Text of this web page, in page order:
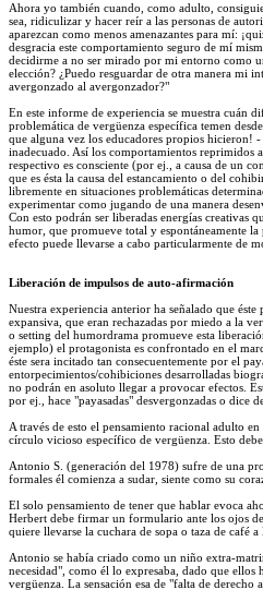
Ahora yo también cuando, como adulto,
sea, ridiculizar y hacer reír a las personas de
aparezcan como menos amenazantes para mí:
desgracia este comportamiento seguro de mí
decidirme a no ser mirado por mi entorno como
elección? ¿Puedo resguardar de otra manera mi
avergonzado al avergonzador?"
En este informe de experiencia se muestra cuán
problemática de vergüenza específica temen
que alguna vez los educadores propios hicieron!
inadecuado. Así los comportamientos reprimidos
respectivo es consciente (por ej., a causa de un
que es ésta la causa del estancamiento o del
libremente en situaciones problemáticas
experimentar como jugando de una manera
Con esto podrán ser liberadas energías creativas
humor, que promueve total y espontáneamente
efecto puede llevarse a cabo particularmente de
Liberación de impulsos de auto-afirmación
Nuestra experiencia anterior ha señalado que
expansiva, que eran rechazadas por miedo a la
o setting del humordrama promueve esta
ejemplo) el protagonista es confrontado en el
éste sera incitado tan consecuentemente por el
entorpecimientos/cohibiciones desarrolladas
no podrán en asoluto llegar a provocar efectos.
por ej., hace "payasadas" desvergonzadas o dice
A través de esto el pensamiento racional adulto
círculo vicioso específico de vergüenza. Esto
Antonio S. (generación del 1978) sufre de una
formales él comienza a sudar, siente como su
El solo pensamiento de tener que hablar evoca
Herbert debe firmar un formulario ante los ojos
quiere llevarse la cuchara de sopa o taza de café
Antonio se había criado como un niño extra-
necesidad", como él lo expresaba, dado que
vergüenza. La sensación esa de "falta de